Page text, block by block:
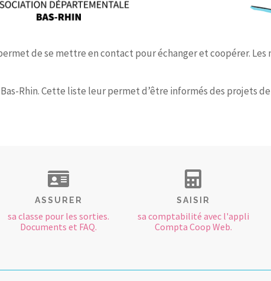
de se mettre en contact pour échanger et coopérer. Les
Rhin. Cette liste leur permet d’être informés des projets de
ASSURER
sa classe pour les sorties.
Documents et FAQ.
SAISIR
sa comptabilité avec l'appli
Compta Coop Web.